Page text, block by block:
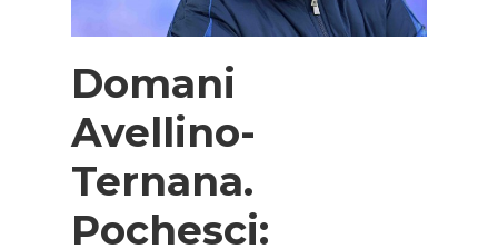
Domani
Avellino-
Ternana.
Pochesci: